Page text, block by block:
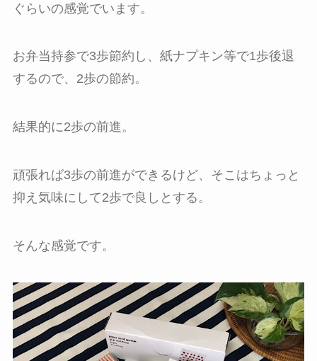
ぐらいの感覚でいます。
お弁当持参で3歩節約し、紙ナプキン等で1歩後退
するので、2歩の節約。
結果的に2歩の前進。
頑張れば3歩の前進ができるけど、そこはちょっと
抑え気味にして2歩で良しとする。
そんな感覚です。